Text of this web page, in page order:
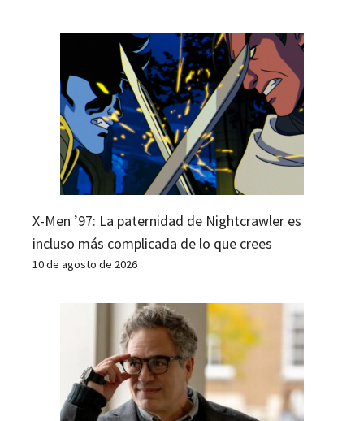
X-Men ’97: La paternidad de Nightcrawler es
incluso más complicada de lo que crees
10 de agosto de 2026